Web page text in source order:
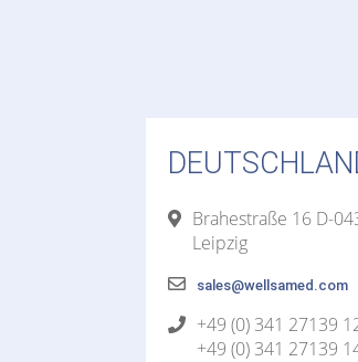
Brahestraße 16 D-
Leipzig
sales@wellsamed.com
+49 (0) 341 27139
+49 (0) 341 27139